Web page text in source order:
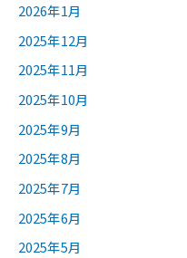
2026年1月
2025年12月
2025年11月
2025年10月
2025年9月
2025年8月
2025年7月
2025年6月
2025年5月